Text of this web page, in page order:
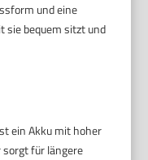
und eine
sie bequem sitzt und
ein Akku mit hoher
für längere